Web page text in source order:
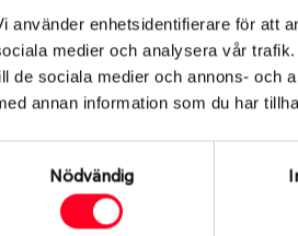
använder enhetsidentifierare för att
medier och analysera vår
de sociala medier och annons- och
annan information som du har
Nödvändig
hos Däckspecialen
nya däck eller fälgar hos oss
anger du datum och tid